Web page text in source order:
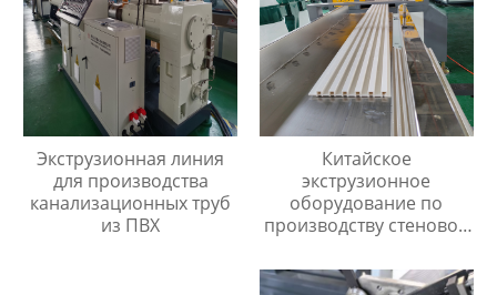
Экструзионная линия
для производства
канализационных труб
из ПВХ
Китайское
экструзионное
оборудование по
производству стеновой